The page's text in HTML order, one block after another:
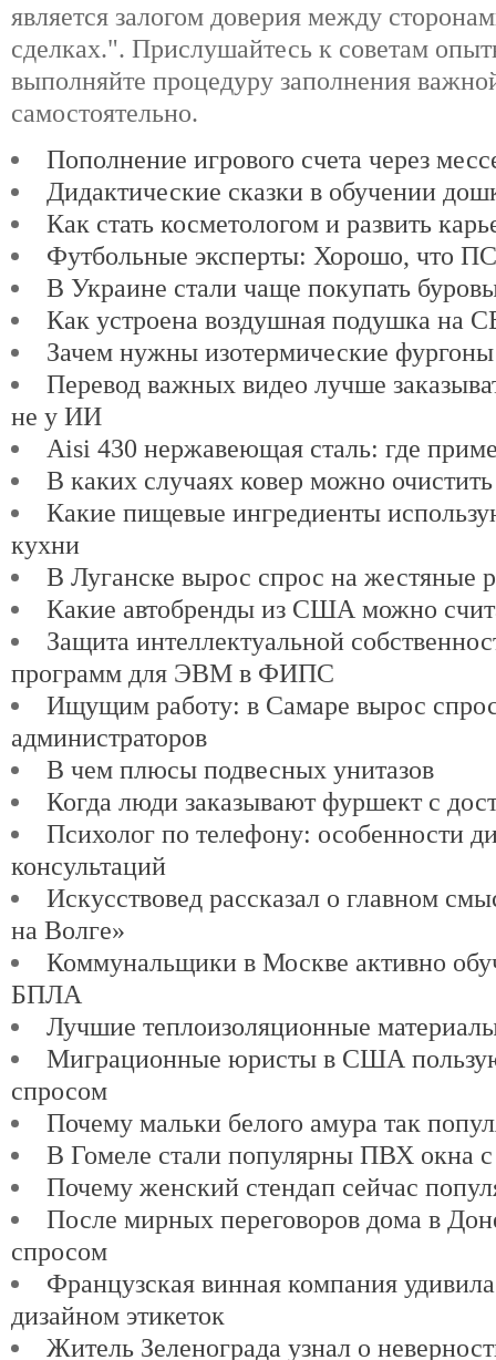
является залогом доверия между
сделках.". Прислушайтесь к советам
выполняйте процедуру заполнения
самостоятельно.
Пополнение игрового счета через
Дидактические сказки в обучении
Как стать косметологом и развить
Футбольные эксперты: Хорошо, что
В Украине стали чаще покупать
Как устроена воздушная подушка на
Зачем нужны изотермические фургоны
Перевод важных видео лучше
не у ИИ
Aisi 430 нержавеющая сталь: где
В каких случаях ковер можно
Какие пищевые ингредиенты
кухни
В Луганске вырос спрос на жестяные
Какие автобренды из США можно
Защита интеллектуальной
программ для ЭВМ в ФИПС
Ищущим работу: в Самаре вырос
администраторов
В чем плюсы подвесных унитазов
Когда люди заказывают фуршект с
Психолог по телефону: особенности
консультаций
Искусствовед рассказал о главном
на Волге»
Коммунальщики в Москве активно
БПЛА
Лучшие теплоизоляционные
Миграционные юристы в США
спросом
Почему мальки белого амура так
В Гомеле стали популярны ПВХ окна с
Почему женский стендап сейчас
После мирных переговоров дома в
спросом
Французская винная компания
дизайном этикеток
Житель Зеленограда узнал о